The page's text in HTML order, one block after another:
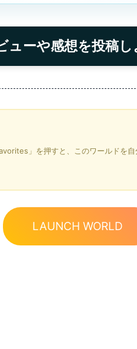
ューや感想を投稿し
」を押すと、このワールドを
LAUNCH WORLD